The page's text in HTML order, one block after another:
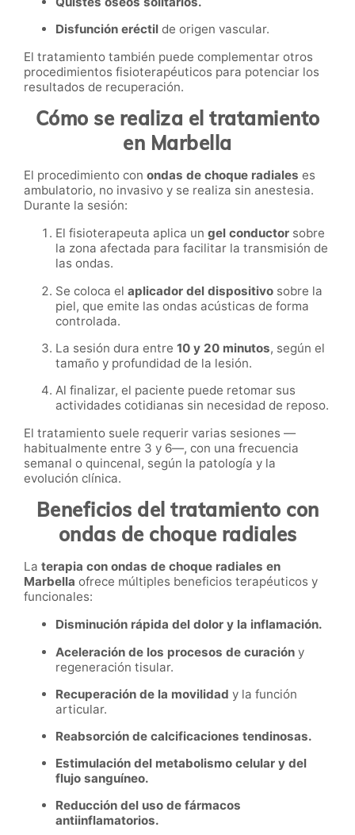
Disfunción eréctil de origen vascular.
El tratamiento también puede complementar otros
procedimientos fisioterapéuticos para potenciar los
resultados de recuperación.
Cómo se realiza el tratamiento
en Marbella
El procedimiento con ondas de choque radiales es
ambulatorio, no invasivo y se realiza sin anestesia.
Durante la sesión:
El fisioterapeuta aplica un gel conductor sobre
la zona afectada para facilitar la transmisión de
las ondas.
Se coloca el aplicador del dispositivo sobre la
piel, que emite las ondas acústicas de forma
controlada.
La sesión dura entre 10 y 20 minutos, según el
tamaño y profundidad de la lesión.
Al finalizar, el paciente puede retomar sus
actividades cotidianas sin necesidad de reposo.
El tratamiento suele requerir varias sesiones —
habitualmente entre 3 y 6—, con una frecuencia
semanal o quincenal, según la patología y la
evolución clínica.
Beneficios del tratamiento con
ondas de choque radiales
La terapia con ondas de choque radiales en
Marbella ofrece múltiples beneficios terapéuticos y
funcionales:
Disminución rápida del dolor y la inflamación.
Aceleración de los procesos de curación y
regeneración tisular.
Recuperación de la movilidad y la función
articular.
Reabsorción de calcificaciones tendinosas.
Estimulación del metabolismo celular y del
flujo sanguíneo.
Reducción del uso de fármacos
antiinflamatorios.